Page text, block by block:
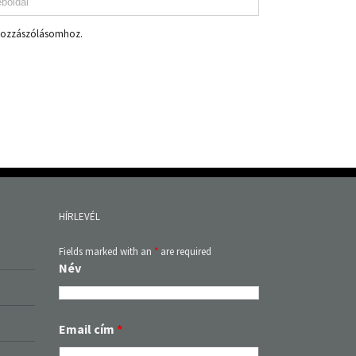
Fields marked with an
Email cím*